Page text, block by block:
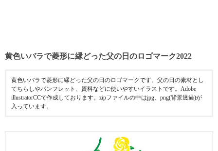
黄色いバラで菱形に縁どった父の日のロゴマーク2022
黄色いバラで菱形に縁どった父の日のロゴマークです。父の日の素材とし
てちらしやパンフレット、資料などに使いやすいイラストです。Adobe
illustratorCCで作成しております。zipファイルの中はjpg、png(背景透過)が
入っています。